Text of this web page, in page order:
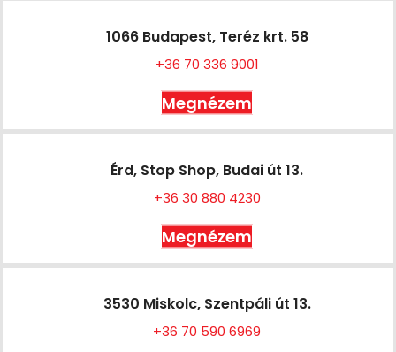
1066 Budapest, Teréz krt. 58
+36 70 336 9001
Megnézem
Érd, Stop Shop, Budai út 13.
+36 30 880 4230
Megnézem
3530 Miskolc, Szentpáli út 13.
+36 70 590 6969